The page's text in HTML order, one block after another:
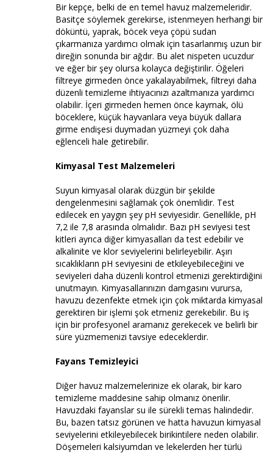
Bir kepçe, belki de en temel havuz malzemeleridir.
Basitçe söylemek gerekirse, istenmeyen herhangi bir
döküntü, yaprak, böcek veya çöpü sudan
çıkarmanıza yardımcı olmak için tasarlanmış uzun bir
direğin sonunda bir ağdır. Bu alet nispeten ucuzdur
ve eğer bir şey olursa kolayca değiştirilir. Öğeleri
filtreye girmeden önce yakalayabilmek, filtreyi daha
düzenli temizleme ihtiyacınızı azaltmanıza yardımcı
olabilir. İçeri girmeden hemen önce kaymak, ölü
böceklere, küçük hayvanlara veya büyük dallara
girme endişesi duymadan yüzmeyi çok daha
eğlenceli hale getirebilir.
Kimyasal Test Malzemeleri
Suyun kimyasal olarak düzgün bir şekilde
dengelenmesini sağlamak çok önemlidir. Test
edilecek en yaygın şey pH seviyesidir. Genellikle, pH
7,2 ile 7,8 arasında olmalıdır. Bazı pH seviyesi test
kitleri ayrıca diğer kimyasalları da test edebilir ve
alkalinite ve klor seviyelerini belirleyebilir. Aşırı
sıcaklıkların pH seviyesini de etkileyebileceğini ve
seviyeleri daha düzenli kontrol etmenizi gerektirdiğini
unutmayın. Kimyasallarınızın damgasını vurursa,
havuzu dezenfekte etmek için çok miktarda kimyasal
gerektiren bir işlemi şok etmeniz gerekebilir. Bu iş
için bir profesyonel aramanız gerekecek ve belirli bir
süre yüzmemenizi tavsiye edeceklerdir.
Fayans Temizleyici
Diğer havuz malzemelerinize ek olarak, bir karo
temizleme maddesine sahip olmanız önerilir.
Havuzdaki fayanslar su ile sürekli temas halindedir.
Bu, bazen tatsız görünen ve hatta havuzun kimyasal
seviyelerini etkileyebilecek birikintilere neden olabilir.
Döşemeleri kalsiyumdan ve lekelerden her türlü